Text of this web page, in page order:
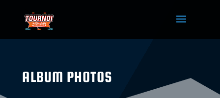
ALBUM PHOTOS